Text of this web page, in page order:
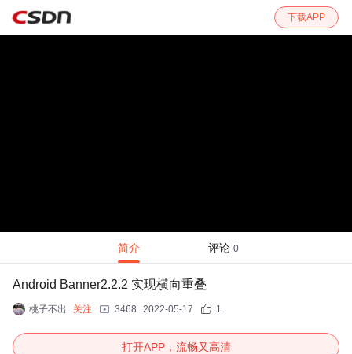
下载APP
简介 评论 0
Android Banner2.2.2 实现横向重叠
桃子不出 关注 3468 2022-05-17 1
打开APP，流畅又高清